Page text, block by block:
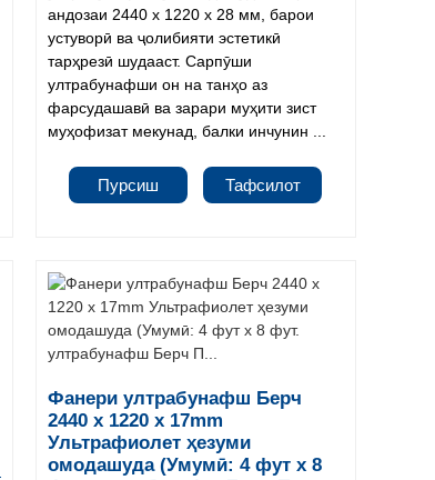
андозаи 2440 x 1220 x 28 мм, барои
устуворӣ ва ҷолибияти эстетикӣ
тарҳрезӣ шудааст. Сарпӯши
ултрабунафши он на танҳо аз
фарсудашавӣ ва зарари муҳити зист
муҳофизат мекунад, балки инчунин ...
Пурсиш Тафсилот
Фанери ултрабунафш Берч
2440 x 1220 x 17mm
Ультрафиолет ҳезуми
омодашуда (Умумӣ: 4 фут x 8